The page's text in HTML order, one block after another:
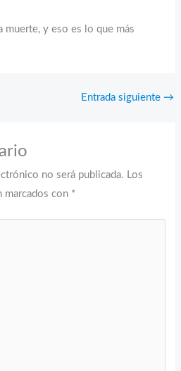
muerte, y eso es lo que más
Entrada siguiente →
no será publicada. Los
marcados con *